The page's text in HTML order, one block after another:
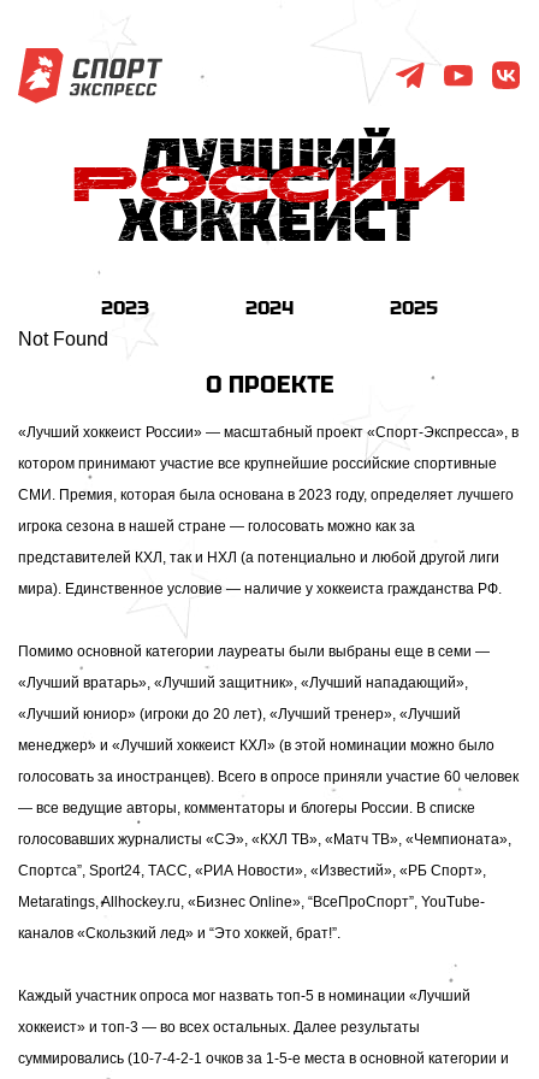
2023 2024 2025
Not Found
О ПРОЕКТЕ
«Лучший хоккеист России» — масштабный проект «Спорт-Экспресса», в
котором принимают участие все крупнейшие российские спортивные
СМИ. Премия, которая была основана в 2023 году, определяет лучшего
игрока сезона в нашей стране — голосовать можно как за
представителей КХЛ, так и НХЛ (а потенциально и любой другой лиги
мира). Единственное условие — наличие у хоккеиста гражданства РФ.
Помимо основной категории лауреаты были выбраны еще в семи —
«Лучший вратарь», «Лучший защитник», «Лучший нападающий»,
«Лучший юниор» (игроки до 20 лет), «Лучший тренер», «Лучший
менеджер» и «Лучший хоккеист КХЛ» (в этой номинации можно было
голосовать за иностранцев). Всего в опросе приняли участие 60 человек
— все ведущие авторы, комментаторы и блогеры России. В списке
голосовавших журналисты «СЭ», «КХЛ ТВ», «Матч ТВ», «Чемпионата»,
Cпортса”, Sport24, ТАСС, «РИА Новости», «Известий», «РБ Спорт»,
Metaratings, Allhockey.ru, «Бизнес Online», “ВсеПроСпорт”, YouTube-
каналов «Скользкий лед» и “Это хоккей, брат!”.
Каждый участник опроса мог назвать топ-5 в номинации «Лучший
хоккеист» и топ-3 — во всех остальных. Далее результаты
суммировались (10-7-4-2-1 очков за 1-5-е места в основной категории и